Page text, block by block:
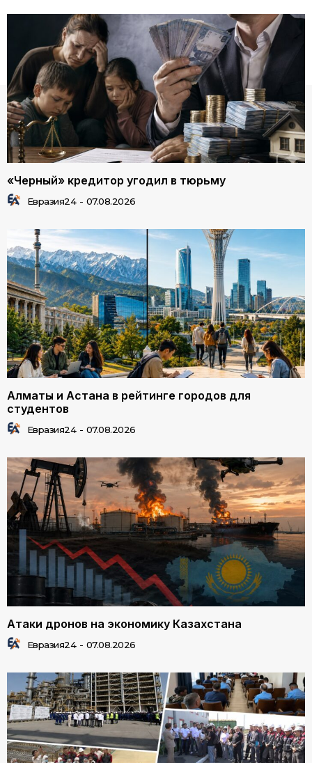
«Черный» кредитор угодил в тюрьму
Евразия24 - 07.08.2026
Алматы и Астана в рейтинге городов для
студентов
Евразия24 - 07.08.2026
Атаки дронов на экономику Казахстана
Евразия24 - 07.08.2026